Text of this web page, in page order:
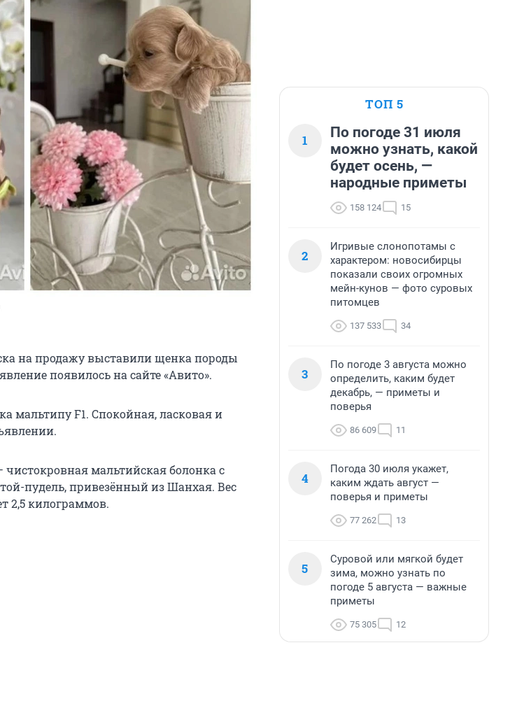
на продажу выставили щенка породы
появилось на сайте «Авито».
мальтипу F1. Спокойная, ласковая и
мальтийская болонка с
пудель, привезённый из Шанхая. Вес
2,5 килограммов.
ТОП 5
1
По погоде 31 июля
можно узнать, какой
будет осень, —
народные приметы
158 124 15
2
Игривые слонопотамы с
характером: новосибирцы
показали своих огромных
мейн-кунов — фото суровых
питомцев
137 533 34
3
По погоде 3 августа можно
определить, каким будет
декабрь, — приметы и
поверья
86 609 11
4
Погода 30 июля укажет,
каким ждать август —
поверья и приметы
77 262 13
5
Суровой или мягкой будет
зима, можно узнать по
погоде 5 августа — важные
приметы
75 305 12